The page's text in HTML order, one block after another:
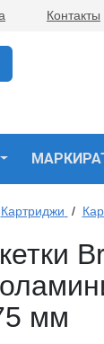
Контакты
Картриджи /
мм